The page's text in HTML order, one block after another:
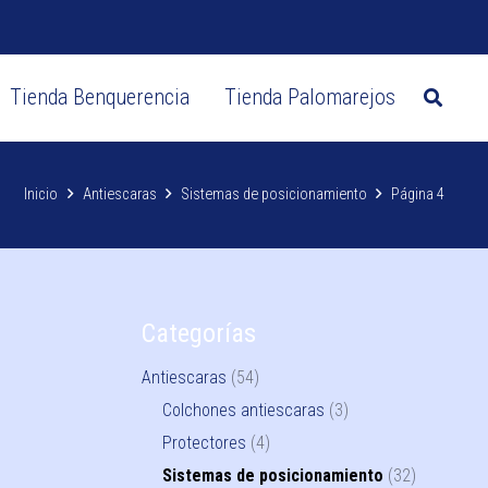
Tienda Benquerencia Tienda Palomarejos
Inicio Antiescaras Sistemas de posicionamiento Página 4
Categorías
Antiescaras (54)
Colchones antiescaras (3)
Protectores (4)
Sistemas de posicionamiento (32)